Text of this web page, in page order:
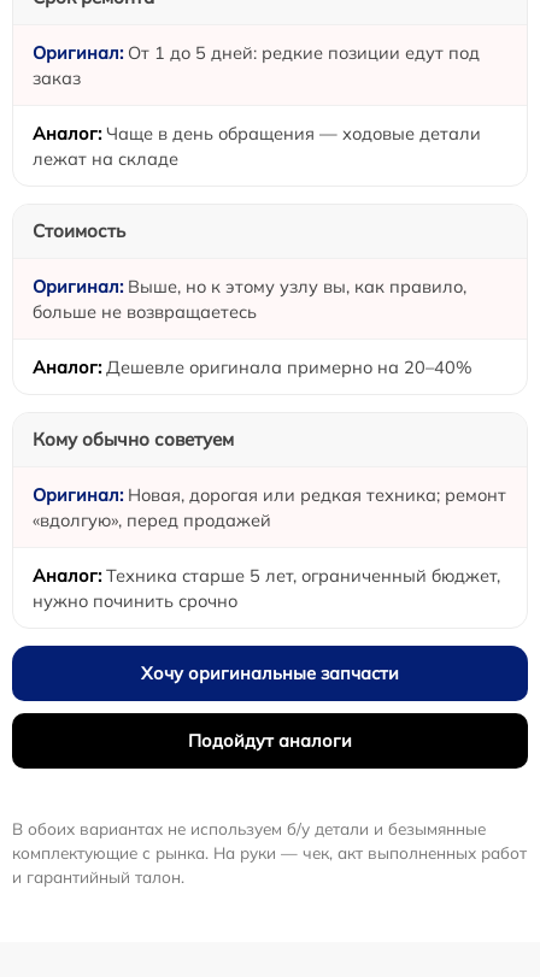
От 1 до 5 дней: редкие позиции едут под
заказ
Чаще в день обращения — ходовые детали
лежат на складе
Стоимость
Выше, но к этому узлу вы, как правило,
больше не возвращаетесь
Дешевле оригинала примерно на 20–40%
Кому обычно советуем
Новая, дорогая или редкая техника; ремонт
«вдолгую», перед продажей
Техника старше 5 лет, ограниченный бюджет,
нужно починить срочно
Хочу оригинальные запчасти
Подойдут аналоги
В обоих вариантах не используем б/у детали и безымянные
комплектующие с рынка. На руки — чек, акт выполненных работ
и гарантийный талон.